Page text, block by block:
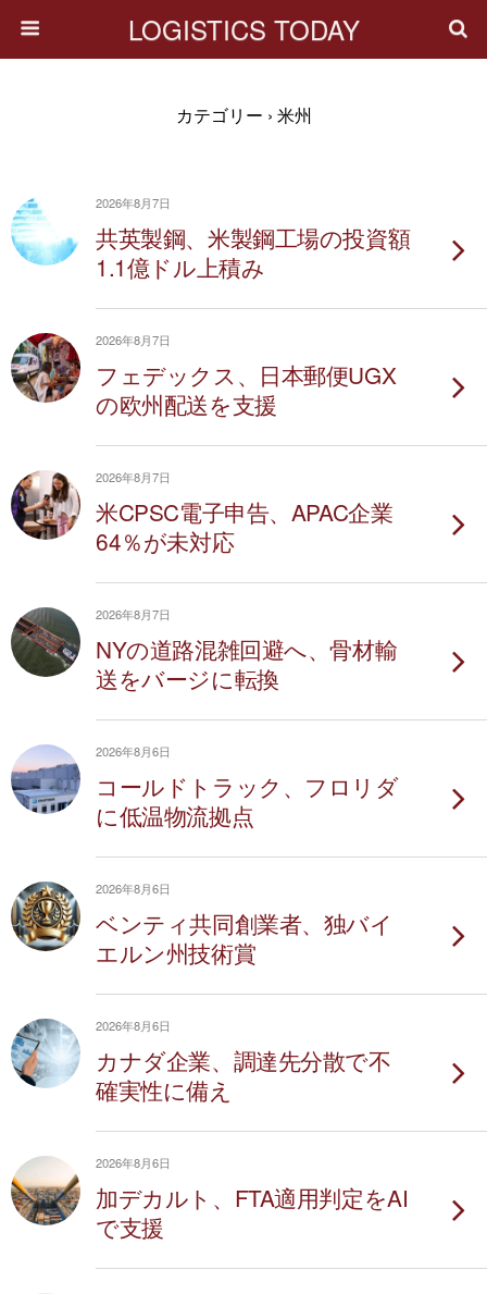
LOGISTICS TODAY
カテゴリー › 米州
2026年8月7日
共英製鋼、米製鋼工場の投資額
1.1億ドル上積み
2026年8月7日
フェデックス、日本郵便UGX
の欧州配送を支援
2026年8月7日
米CPSC電子申告、APAC企業
64％が未対応
2026年8月7日
NYの道路混雑回避へ、骨材輸
送をバージに転換
2026年8月6日
コールドトラック、フロリダ
に低温物流拠点
2026年8月6日
ベンティ共同創業者、独バイ
エルン州技術賞
2026年8月6日
カナダ企業、調達先分散で不
確実性に備え
2026年8月6日
加デカルト、FTA適用判定をAI
で支援